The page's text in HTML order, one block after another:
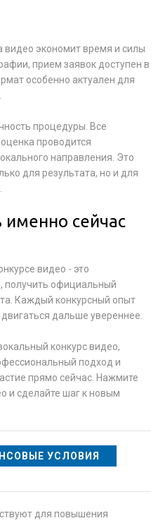
видео экономит время и силы
прием заявок доступен в
особенно актуален для
процедуры. Все
проводится
направления. Это
для результата, но и для
именно сейчас
видео - это
получить официальный
Каждый конкурсный опыт
дальше увереннее.
конкурс видео,
подход и
прямо сейчас. Нажмите
и сделайте шаг к новым
УСЛОВИЯ
для повышения